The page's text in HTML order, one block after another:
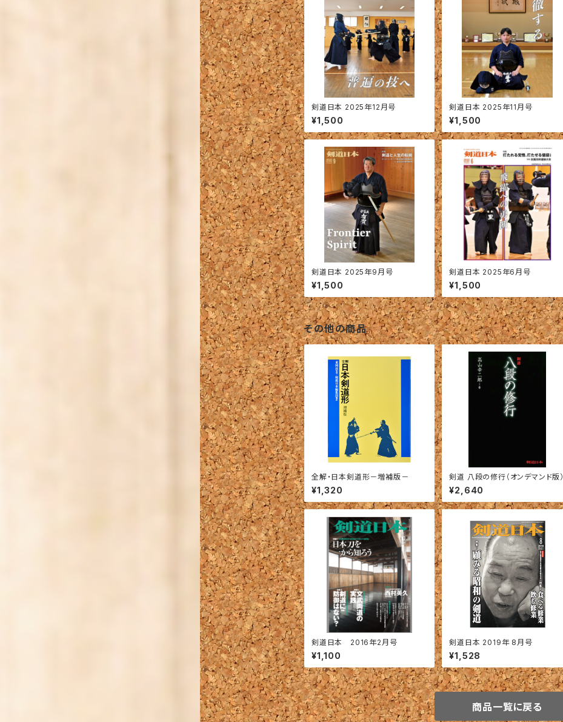
剣道日本 2025年12月号
¥1,500
剣道日本 2025年11月号
¥1,500
剣道日本 2025年9月号
¥1,500
剣道日本 2025年6月号
¥1,500
その他の商品
全解・日本剣道形－増補版－
¥1,320
剣道 八段の修行（オンデマンド版）
¥2,640
剣道日本 2016年2月号
¥1,100
剣道日本 2019年 8月号
¥1,528
商品一覧に戻る